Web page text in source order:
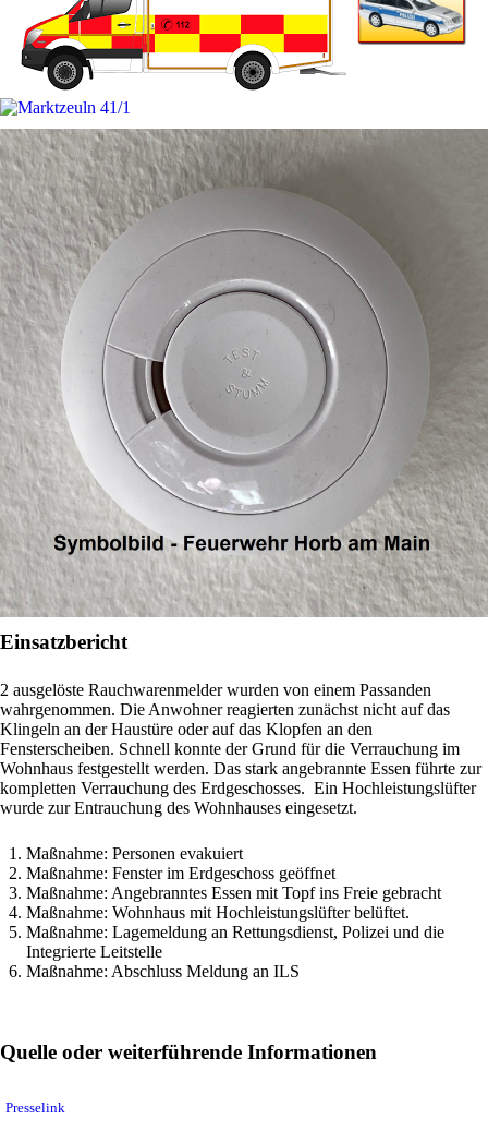
Einsatzbericht
2 ausgelöste Rauchwarenmelder wurden von einem Passanden
wahrgenommen. Die Anwohner reagierten zunächst nicht auf das
Klingeln an der Haustüre oder auf das Klopfen an den
Fensterscheiben. Schnell konnte der Grund für die Verrauchung im
Wohnhaus festgestellt werden. Das stark angebrannte Essen führte zur
kompletten Verrauchung des Erdgeschosses. Ein Hochleistungslüfter
wurde zur Entrauchung des Wohnhauses eingesetzt.
Maßnahme: Personen evakuiert
Maßnahme: Fenster im Erdgeschoss geöffnet
Maßnahme: Angebranntes Essen mit Topf ins Freie gebracht
Maßnahme: Wohnhaus mit Hochleistungslüfter belüftet.
Maßnahme: Lagemeldung an Rettungsdienst, Polizei und die
Integrierte Leitstelle
Maßnahme: Abschluss Meldung an ILS
Quelle oder weiterführende Informationen
Presselink